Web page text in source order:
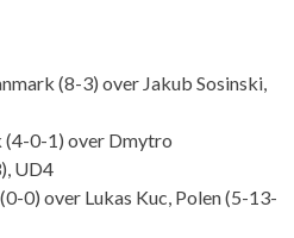
(8-3) over Jakub Sosinski,
(4-0-1) over Dmytro
UD4
0) over Lukas Kuc, Polen (5-13-